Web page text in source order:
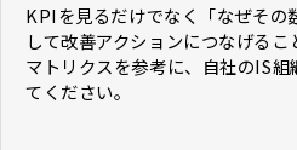
KPIを見るだけでなく「なぜその
して改善アクションにつなげる
マトリクスを参考に、自社のIS
てください。